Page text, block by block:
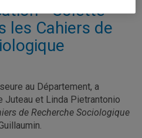
- Colette
les Cahiers de
au Département, a
Juteau et Linda Pietrantonio
de Recherche Sociologique